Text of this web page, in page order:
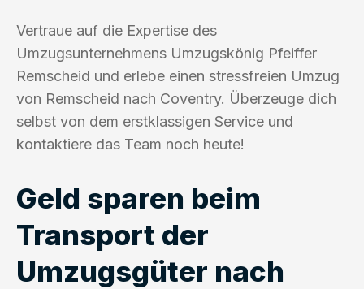
Vertraue auf die Expertise des
Umzugsunternehmens Umzugskönig Pfeiffer
Remscheid und erlebe einen stressfreien Umzug
von Remscheid nach Coventry. Überzeuge dich
selbst von dem erstklassigen Service und
kontaktiere das Team noch heute!
Geld sparen beim
Transport der
Umzugsgüter nach